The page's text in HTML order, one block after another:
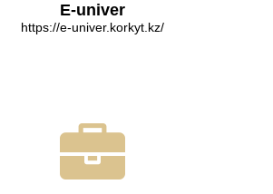
E-univer
https://e-univer.korkyt.kz/